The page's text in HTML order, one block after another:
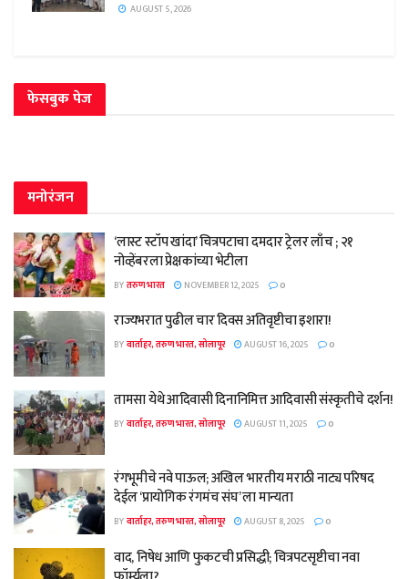
AUGUST 5, 2026
फेसबुक पेज
मनोरंजन
‘लास्ट स्टॉप खांदा’ चित्रपटाचा दमदार ट्रेलर लाँच ; २१
नोव्हेंबरला प्रेक्षकांच्या भेटीला
BYतरुण भारत NOVEMBER 12, 2025 0
राज्यभरात पुढील चार दिवस अतिवृष्टीचा इशारा!
BYवार्ताहर, तरुण भारत, सोलापूर AUGUST 16, 2025 0
तामसा येथे आदिवासी दिनानिमित्त आदिवासी संस्कृतीचे दर्शन!
BYवार्ताहर, तरुण भारत, सोलापूर AUGUST 11, 2025 0
रंगभूमीचे नवे पाऊल; अखिल भारतीय मराठी नाट्य परिषद
देईल ‘प्रायोगिक रंगमंच संघ’ ला मान्यता
BYवार्ताहर, तरुण भारत, सोलापूर AUGUST 8, 2025 0
वाद, निषेध आणि फुकटची प्रसिद्धी; चित्रपटसृष्टीचा नवा